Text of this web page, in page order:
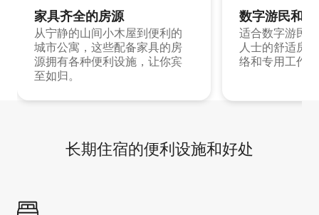
家具齐全的房源
从宁静的山间小木屋到便利的
城市公寓，这些配备家具的房
源拥有各种便利设施，让你宾
至如归。
数字游民和
适合数字游民
人士的舒适房
络和专用工作
长期住宿的便利设施和好处